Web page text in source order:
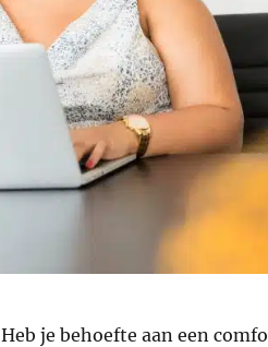
Heb je behoefte aan een